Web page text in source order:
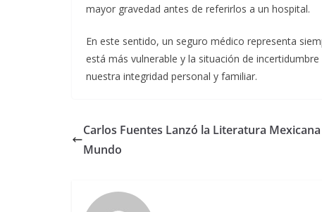
mayor gravedad antes de referirlos a un hospital.
En este sentido, un seguro médico representa
está más vulnerable y la situación de
nuestra integridad personal y familiar.
Carlos Fuentes Lanzó la Literatura
Mundo